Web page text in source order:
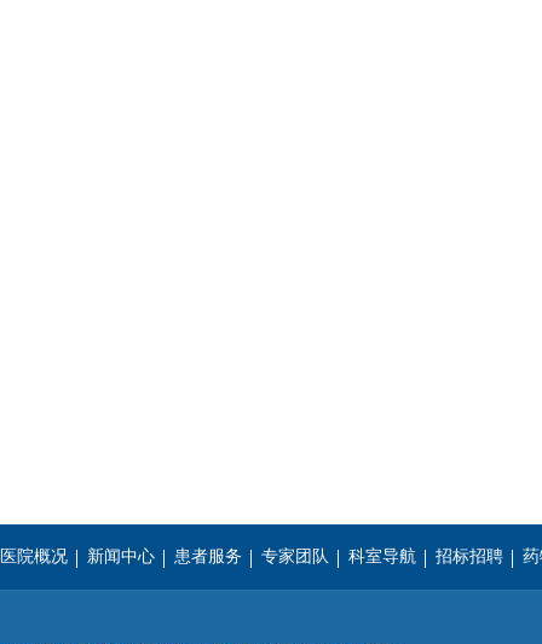
医院概况 新闻中心 患者服务 专家团队 科室导航 招标招聘